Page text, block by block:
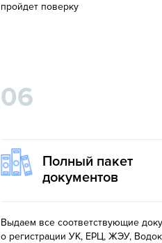
пройдет поверку
06
Полный пакет
документов
Выдаем все соответствующие
о регистрации УК, ЕРЦ, ЖЭУ,